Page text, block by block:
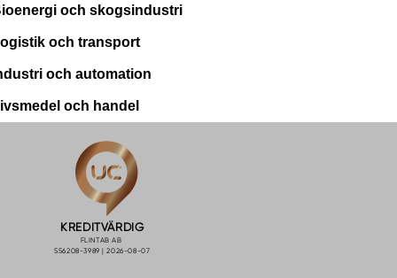
och skogsindustri
och transport
och automation
och handel